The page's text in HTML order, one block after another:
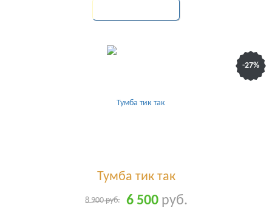
Тумба тик так
8 900руб. 6 500руб.
-27%